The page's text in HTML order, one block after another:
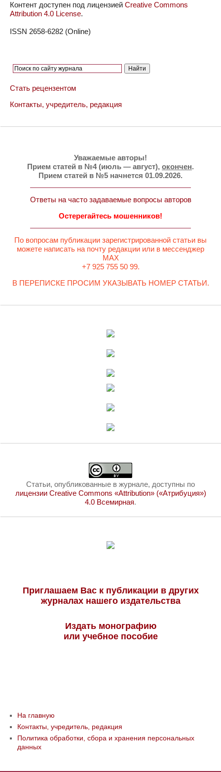
Контент доступен под лицензией Creative Commons
Attribution 4.0 License.
ISSN 2658-6282 (Online)
Стать рецензентом
Контакты, учредитель, редакция
Уважаемые авторы!
Прием статей в №4 (июль — август), окончен.
Прием статей в №5 начнется 01.09.2026.
Ответы на часто задаваемые вопросы авторов
Остерегайтесь мошенников!
По вопросам публикации зарегистрированной статьи вы
можете написать на почту редакции или в мессенджер
MAX
+7 925 755 50 99.
В ПЕРЕПИСКЕ ПРОСИМ УКАЗЫВАТЬ НОМЕР СТАТЬИ.
Статьи, опубликованные в журнале, доступны по
лицензии Creative Commons «Attribution» («Атрибуция»)
4.0 Всемирная.
Приглашаем Вас к публикации в других
журналах нашего издательства
Издать монографию
или учебное пособие
На главную
Контакты, учредитель, редакция
Политика обработки, сбора и хранения персональных
данных